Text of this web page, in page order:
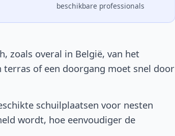
beschikbare professionals
zoals overal in België, van het
of een doorgang moet snel door
schuilplaatsen voor nesten
wordt, hoe eenvoudiger de